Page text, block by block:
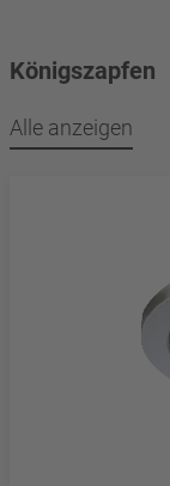
Königszapfen
Alle anzeigen